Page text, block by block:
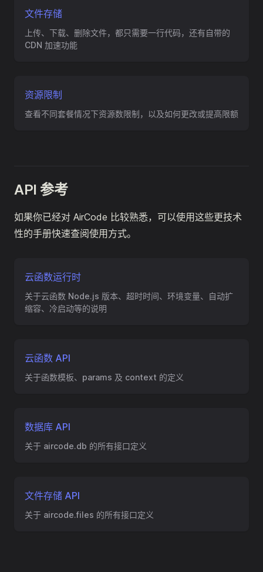
文件存储
上传、下载、删除文件，都只需要一行代码，还有自带的
CDN 加速功能
资源限制
查看不同套餐情况下资源数限制，以及如何更改或提高限额
API 参考
如果你已经对 AirCode 比较熟悉，可以使用这些更技术
性的手册快速查阅使用方式。
云函数运行时
关于云函数 Node.js 版本、超时时间、环境变量、自动扩
缩容、冷启动等的说明
云函数 API
关于函数模板、params 及 context 的定义
数据库 API
关于 aircode.db 的所有接口定义
文件存储 API
关于 aircode.files 的所有接口定义